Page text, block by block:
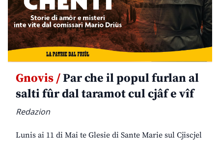
Gnovis /Par che il popul furlan al
salti fûr dal taramot cul cjâf e vîf
Redazion
Lunis ai 11 di Mai te Glesie di Sante Marie sul Cjiscjel